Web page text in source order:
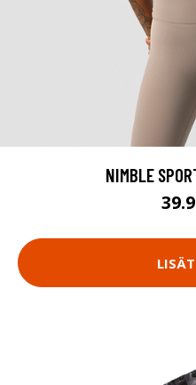
NIMBLE